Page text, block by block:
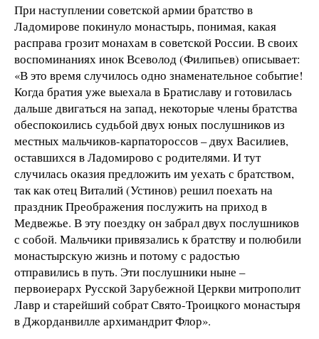
При наступлении советской армии братство в
Ладомирове покинуло монастырь, понимая, какая
расправа грозит монахам в советской России. В своих
воспоминаниях инок Всеволод (Филипьев) описывает:
«В это время случилось одно знаменательное событие!
Когда братия уже выехала в Братиславу и готовилась
дальше двигаться на запад, некоторые члены братства
обеспокоились судьбой двух юных послушников из
местных мальчиков-карпатороссов – двух Василиев,
оставшихся в Ладомирово с родителями. И тут
случилась оказия предложить им уехать с братством,
так как отец Виталий (Устинов) решил поехать на
праздник Преображения послужить на приход в
Медвежье. В эту поездку он забрал двух послушников
с собой. Мальчики привязались к братству и полюбили
монастырскую жизнь и потому с радостью
отправились в путь. Эти послушники ныне –
первоиерарх Русской Зарубежной Церкви митрополит
Лавр и старейший собрат Свято-Троицкого монастыря
в Джорданвилле архимандрит Флор».